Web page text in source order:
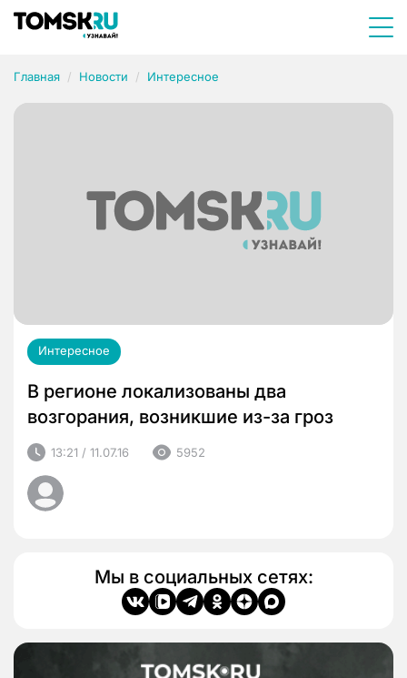
Главная Новости Интересное
Интересное
В регионе локализованы два
возгорания, возникшие из-за гроз
13:21 / 11.07.16 5952
Мы в социальных сетях: